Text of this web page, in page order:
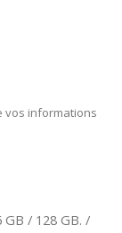
vos informations
/ 128 GB. /